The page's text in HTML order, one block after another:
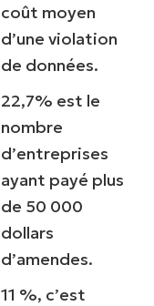
coût moyen
d’une violation
de données.
22,7% est le
nombre
d’entreprises
ayant payé plus
de 50 000
dollars
d’amendes.
11 %, c’est